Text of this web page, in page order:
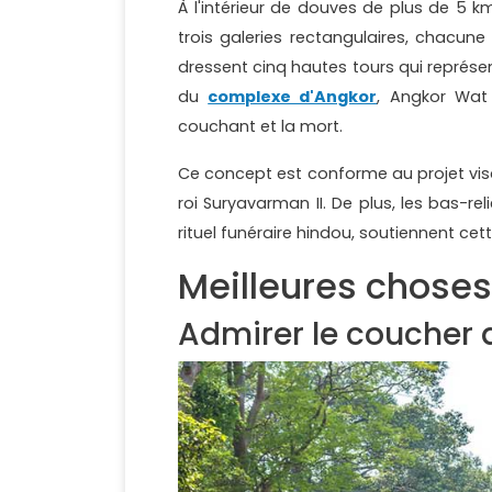
À l'intérieur de douves de plus de 5
trois galeries rectangulaires,
dressent cinq hautes tours qui
du complexe d'Angkor, Angkor
couchant et la mort.
Ce concept est conforme au projet
roi Suryavarman II. De plus, les bas-
rituel funéraire hindou, soutiennent
Meilleures
Admirer le coucher